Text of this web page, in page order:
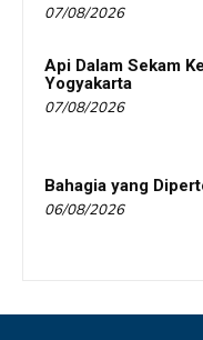
07/08/2026
Api Dalam Sekam
Yogyakarta
07/08/2026
Bahagia yang
06/08/2026